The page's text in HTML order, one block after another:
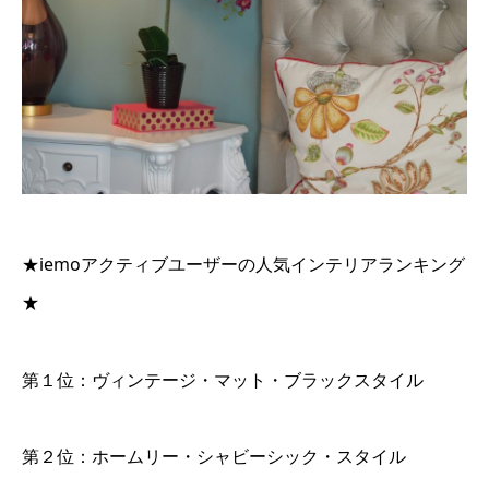
★iemoアクティブユーザーの人気インテリアランキング
★
第１位：ヴィンテージ・マット・ブラックスタイル
第２位：ホームリー・シャビーシック・スタイル